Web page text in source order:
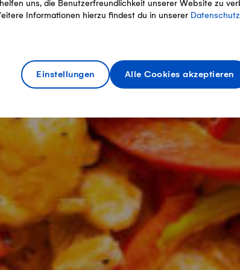
uns, die Benutzerfreundlichkeit unserer Website zu
Informationen hierzu findest du in unserer
Einstellungen Alle Cookies akzeptieren